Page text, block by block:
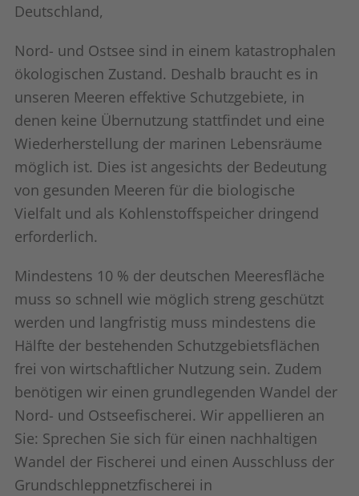
Deutschland,
Nord- und Ostsee sind in einem katastrophalen
ökologischen Zustand. Deshalb braucht es in
unseren Meeren effektive Schutzgebiete, in
denen keine Übernutzung stattfindet und eine
Wiederherstellung der marinen Lebensräume
möglich ist. Dies ist angesichts der Bedeutung
von gesunden Meeren für die biologische
Vielfalt und als Kohlenstoffspeicher dringend
erforderlich.
Mindestens 10 % der deutschen Meeresfläche
muss so schnell wie möglich streng geschützt
werden und langfristig muss mindestens die
Hälfte der bestehenden Schutzgebietsflächen
frei von wirtschaftlicher Nutzung sein. Zudem
benötigen wir einen grundlegenden Wandel der
Nord- und Ostseefischerei. Wir appellieren an
Sie: Sprechen Sie sich für einen nachhaltigen
Wandel der Fischerei und einen Ausschluss der
Grundschleppnetzfischerei in